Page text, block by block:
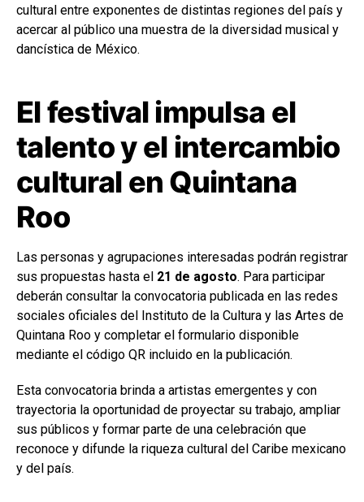
cultural entre exponentes de distintas regiones del país y
acercar al público una muestra de la diversidad musical y
dancística de México.
El festival impulsa el
talento y el intercambio
cultural en Quintana
Roo
Las personas y agrupaciones interesadas podrán registrar
sus propuestas hasta el 21 de agosto. Para participar
deberán consultar la convocatoria publicada en las redes
sociales oficiales del Instituto de la Cultura y las Artes de
Quintana Roo y completar el formulario disponible
mediante el código QR incluido en la publicación.
Esta convocatoria brinda a artistas emergentes y con
trayectoria la oportunidad de proyectar su trabajo, ampliar
sus públicos y formar parte de una celebración que
reconoce y difunde la riqueza cultural del Caribe mexicano
y del país.